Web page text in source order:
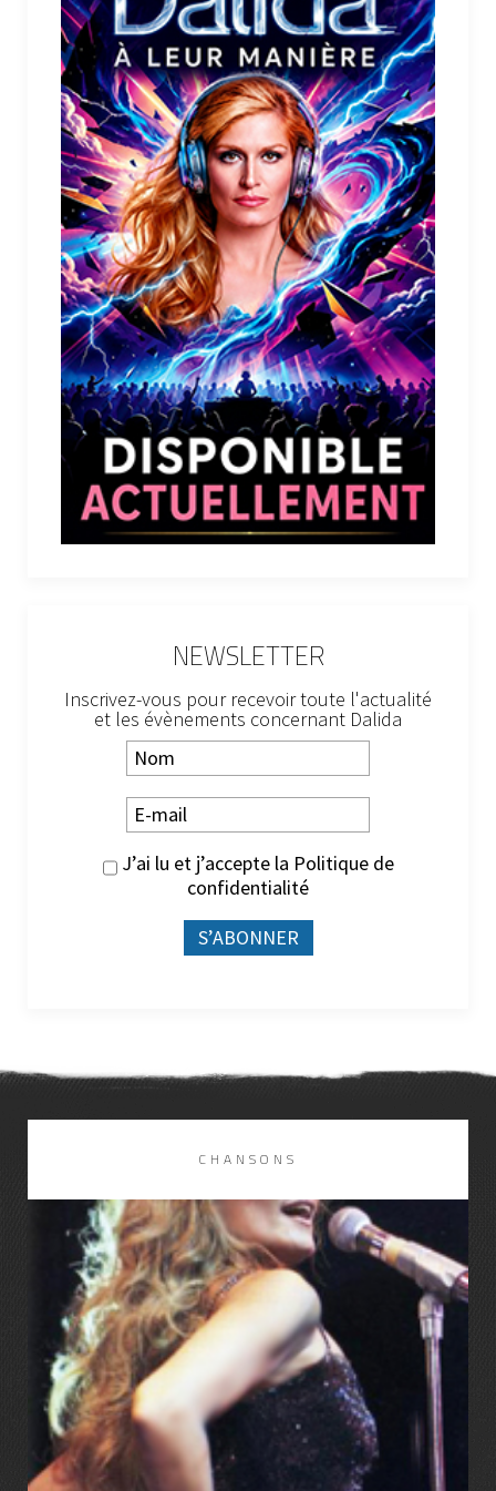
NEWSLETTER
Inscrivez-vous pour recevoir toute l'actualité
et les évènements concernant Dalida
J’ai lu et j’accepte la Politique de
confidentialité
CHANSONS
LIRE LA SUITE